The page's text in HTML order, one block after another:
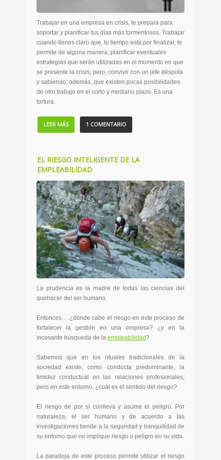
Trabajar en una empresa en crisis, te prepara para
soportar y planificar tus días más tormentosos. Trabajar
cuando tienes claro que, tu tiempo está por finalizar, te
permite de alguna manera, planificar eventuales
estrategias que serán utilizadas en el momento en que
se presente la crisis; pero, convivir con un jefe déspota
y sabiendo; además, que existen pocas posibilidades
de otro trabajo en el corto y mediano plazo. Es una
tortura.
LEER MÁS 1 COMENTARIO
EL RIESGO INTELIGENTE DE LA
EMPLEABILIDAD
La prudencia es la madre de todas las ciencias del
quehacer del ser humano.
Entonces… ¿dónde cabe el riesgo en este proceso de
fortalecer la gestión en una empresa? ¿y en la
incesante búsqueda de la empleabilidad?
Sabemos que en los rituales tradicionales de la
sociedad existe, como conducta predominante, la
timidez conductual en las relaciones profesionales;
pero en este entorno, ¿cuál es el sentido del riesgo?
El riesgo de por sí conlleva y asume el peligro. Por
naturaleza, el ser humano y de acuerdo a las
investigaciones tiende a la seguridad y tranquilidad de
su entorno que no implique riesgo o peligro en su vida.
La paradoja de este proceso permite utilizar el riesgo